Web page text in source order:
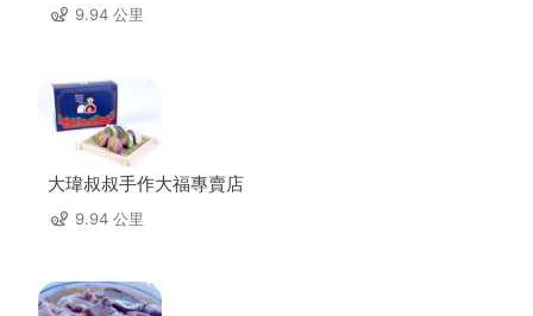
9.94 公里
大瑋叔叔手作大福專賣店
9.94 公里